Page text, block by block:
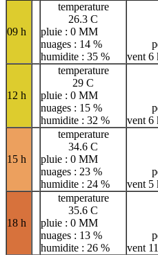
09 h
temperature
26.3 C
pluie : 0 MM
nuages : 14 %
humidite : 35 %
vent 6
12 h
temperature
29 C
pluie : 0 MM
nuages : 15 %
humidite : 32 %
vent 6
15 h
temperature
34.6 C
pluie : 0 MM
nuages : 23 %
humidite : 24 %
vent 5
18 h
temperature
35.6 C
pluie : 0 MM
nuages : 13 %
humidite : 26 %
vent